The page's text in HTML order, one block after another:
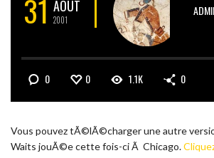
31 AOÛT
2001
0 0 1.1K 0
Vous pouvez tÃ©lÃ©charger une autre
Waits jouÃ©e cette fois-ci Ã Chicago.